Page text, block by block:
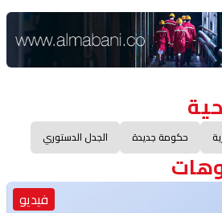
حكومة جديدة الجدل الدستوري
فيديو